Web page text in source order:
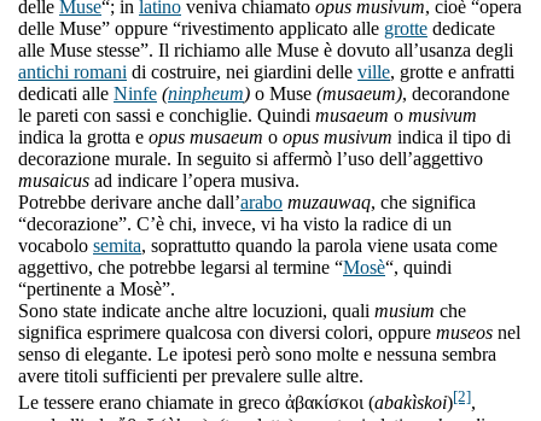
delle Muse“; in latino veniva chiamato opus musivum, cioè “opera
delle Muse” oppure “rivestimento applicato alle grotte dedicate
alle Muse stesse”. Il richiamo alle Muse è dovuto all’usanza degli
antichi romani di costruire, nei giardini delle ville, grotte e anfratti
dedicati alle Ninfe (ninpheum) o Muse (musaeum), decorandone
le pareti con sassi e conchiglie. Quindi musaeum o musivum
indica la grotta e opus musaeum o opus musivum indica il tipo di
decorazione murale. In seguito si affermò l’uso dell’aggettivo
musaicus ad indicare l’opera musiva.
Potrebbe derivare anche dall’arabo muzauwaq, che significa
“decorazione”. C’è chi, invece, vi ha visto la radice di un
vocabolo semita, soprattutto quando la parola viene usata come
aggettivo, che potrebbe legarsi al termine “Mosè“, quindi
“pertinente a Mosè”.
Sono state indicate anche altre locuzioni, quali musium che
significa esprimere qualcosa con diversi colori, oppure museos nel
senso di elegante. Le ipotesi però sono molte e nessuna sembra
avere titoli sufficienti per prevalere sulle altre.
Le tessere erano chiamate in greco ἀβακίσκοι (abakìskoi)[2],